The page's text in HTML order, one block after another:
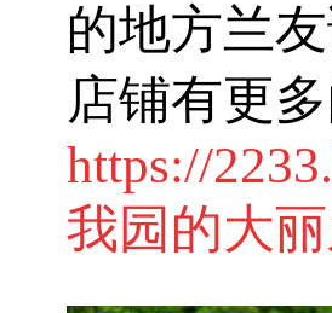
的地方兰
店铺有更
https://
我园的大